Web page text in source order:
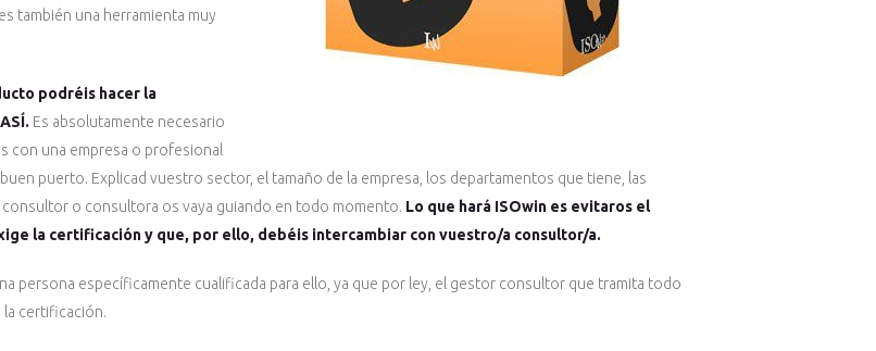
, es también una herramienta muy
podréis hacer la
Es absolutamente necesario
con una empresa o profesional
puerto. Explicad vuestro sector, el tamaño de la empresa, los departamentos que tiene, las
o consultora os vaya guiando en todo momento. Lo que hará ISOwin es evitaros el
la certificación y que, por ello, debéis intercambiar con vuestro/a consultor/a.
persona específicamente cualificada para ello, ya que por ley, el gestor consultor que tramita todo
certificación.